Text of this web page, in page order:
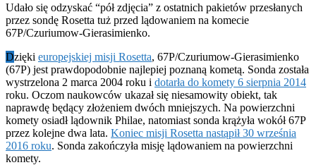
Udało się odzyskać “pół zdjęcia” z ostatnich pakietów przesłanych
przez sondę Rosetta tuż przed lądowaniem na komecie
67P/Czuriumow-Gierasimienko.
Dzięki europejskiej misji Rosetta, 67P/Czuriumow-Gierasimienko
(67P) jest prawdopodobnie najlepiej poznaną kometą. Sonda została
wystrzelona 2 marca 2004 roku i dotarła do komety 6 sierpnia 2014
roku. Oczom naukowców ukazał się niesamowity obiekt, tak
naprawdę będący złożeniem dwóch mniejszych. Na powierzchni
komety osiadł lądownik Philae, natomiast sonda krążyła wokół 67P
przez kolejne dwa lata. Koniec misji Rosetta nastąpił 30 września
2016 roku. Sonda zakończyła misję lądowaniem na powierzchni
komety.